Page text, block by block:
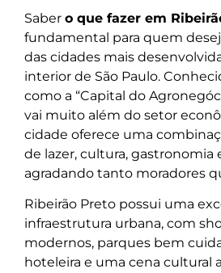
Saber o que fazer em
fundamental para quem
das cidades mais
interior de São Paulo.
como a “Capital do
vai muito além do setor
cidade oferece uma
de lazer, cultura, gastronomia
agradando tanto moradores
Ribeirão Preto possui uma
infraestrutura urbana, com
modernos, parques bem
hoteleira e uma cena cultural